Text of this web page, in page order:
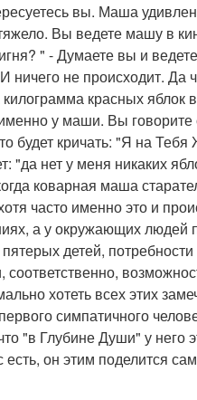
вы. Маша
Вы ведете машу в
" - Думаете вы и
не происходит. Да
красных яблок
у маши. Вы говорите
будет кричать: "Я на
нет у меня никаких
коварная маша
часто именно это и
а у окружающих людей
детей,
хотеть всех этих
симпатичного
"в Глубине Души" у
он этим поделится